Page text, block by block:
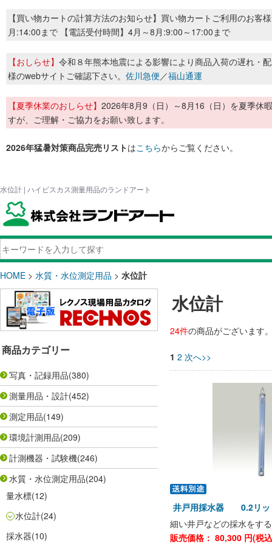
【買い物カートの計算方法のお知らせ】買い物カートご利用のお客
月:14:00まで 【電話受付時間】4月～8月:9:00～17:00まで
【おしらせ】 令和８年熊本地震による影響により商品入荷の遅れ・
様のwebサイトご確認下さい。 佐川急便／福山通運
【夏季休業のおしらせ】 2026年8月9（日）～8月16（日）を夏季休
すが、ご理解・ご協力をお願い致します。
2026年猛暑対策商品完売リストはこちらからご覧ください。
水位計 | ハイビスカス測量用品のランドアート
HOME > 水質・水位測定用品 > 水位計
商品カテゴリー
写真・記録用品(380)
測量用品・設計(452)
測定用品(149)
環境計測用品(209)
計測機器・試験機(246)
水質・水位測定用品(204)
量水標(12)
水位計(24)
採水器(10)
水位計
24件の商品がございます
1 2 次へ>>
井戸用採水器 0.2リ
細い井戸などの採水をす
販売価格： 80,300 円(税